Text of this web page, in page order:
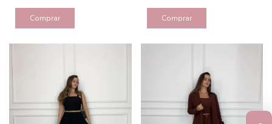
Comprar Comprar